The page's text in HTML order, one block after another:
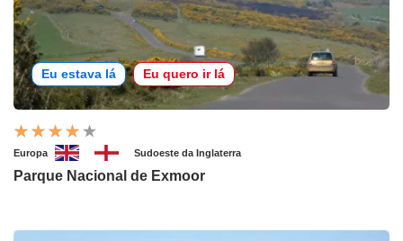
Eu estava lá Eu quero ir lá
Europa Sudoeste da Inglaterra
Parque Nacional de Exmoor